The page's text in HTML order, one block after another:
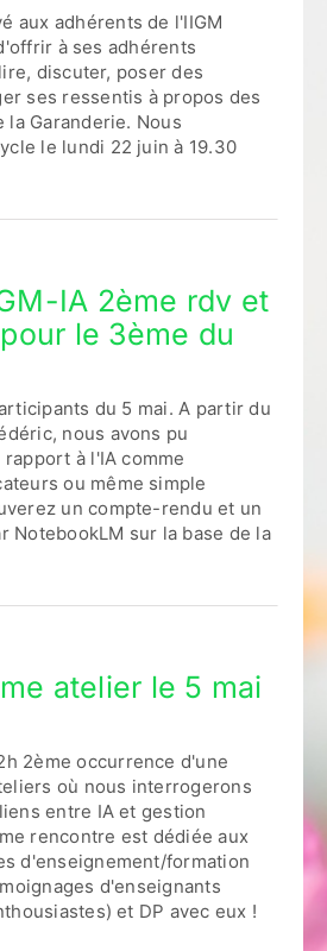
aux adhérents de l'IIGM
à ses adhérents
discuter, poser des
ses ressentis à propos des
la Garanderie. Nous
le lundi 22 juin à 19.30
IA 2ème rdv et
le 3ème du
du 5 mai. A partir du
nous avons pu
à l'IA comme
ou même simple
un compte-rendu et un
NotebookLM sur la base de la
atelier le 5 mai
2ème occurrence d'une
où nous interrogerons
entre IA et gestion
rencontre est dédiée aux
d'enseignement/formation
d'enseignants
et DP avec eux !